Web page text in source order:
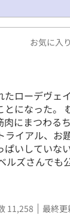
お気に入
ローデヴェ
になった。
にまつわる
イアル、お
いしていな
ズさんでも
11,258 最終